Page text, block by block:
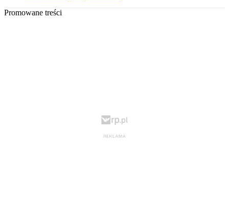
Promowane treści